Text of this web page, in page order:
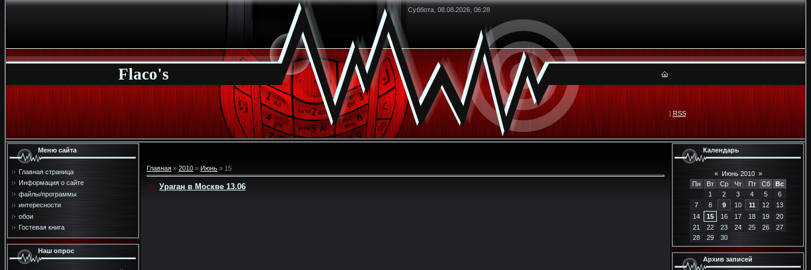
Суббота, 08.08.2026, 06:28
Flaco's
| RSS
Меню сайта
Главная страница
Информация о сайте
файлы/программы
интересности
обои
Гостевая книга
Наш опрос
Главная » 2010 » Июнь » 15
Ураган в Москве 13.06
Календарь
« Июнь 2010 »
Пн
Вт Ср Чт Пт Сб
Вс
1
2 3 4 5
6
7
8 9 10 11 12
13
14
15 16 17 18 19
20
21
22 23 24 25 26
27
28
29 30
Архив записей